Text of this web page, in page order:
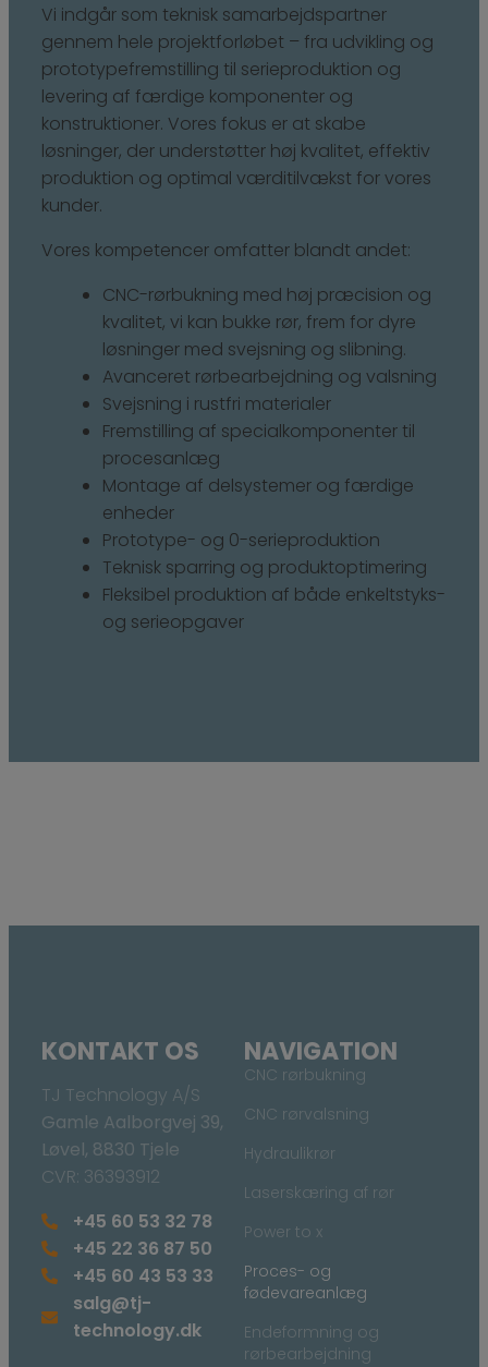
Vi indgår som teknisk samarbejdspartner
gennem hele projektforløbet – fra udvikling og
prototypefremstilling til serieproduktion og
levering af færdige komponenter og
konstruktioner. Vores fokus er at skabe
løsninger, der understøtter høj kvalitet, effektiv
produktion og optimal værditilvækst for vores
kunder.
Vores kompetencer omfatter blandt andet:
CNC-rørbukning med høj præcision og
kvalitet, vi kan bukke rør, frem for dyre
løsninger med svejsning og slibning.
Avanceret rørbearbejdning og valsning
Svejsning i rustfri materialer
Fremstilling af specialkomponenter til
procesanlæg
Montage af delsystemer og færdige
enheder
Prototype- og 0-serieproduktion
Teknisk sparring og produktoptimering
Fleksibel produktion af både enkeltstyks-
og serieopgaver
NAVIGATION
CNC rørbukning
CNC rørvalsning
Hydraulikrør
Laserskæring af rør
Power to x
Proces- og
fødevareanlæg
Endeformning og
rørbearbejdning
KONTAKT OS
TJ Technology A/S
Gamle Aalborgvej 39,
Løvel, 8830 Tjele
CVR: 36393912
+45 60 53 32 78
+45 22 36 87 50
+45 60 43 53 33
salg@tj-
technology.dk